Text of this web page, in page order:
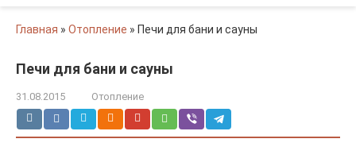
Главная » Отопление » Печи для бани и сауны
Печи для бани и сауны
31.08.2015 Отопление